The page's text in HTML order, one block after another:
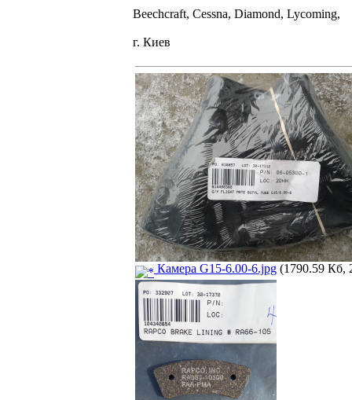
Beechcraft, Cessna, Diamond, Lycoming,
г. Киев
Камера G15-6.00-6.jpg (1790.59 Кб,